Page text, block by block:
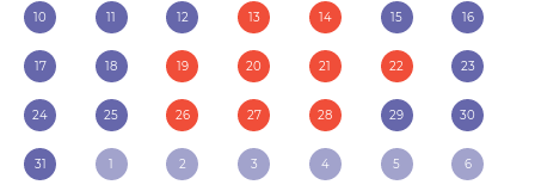
10 11 12 13 14 15 16
17 18 19 20 21 22 23
24 25 26 27 28 29 30
31 1 2 3 4 5 6